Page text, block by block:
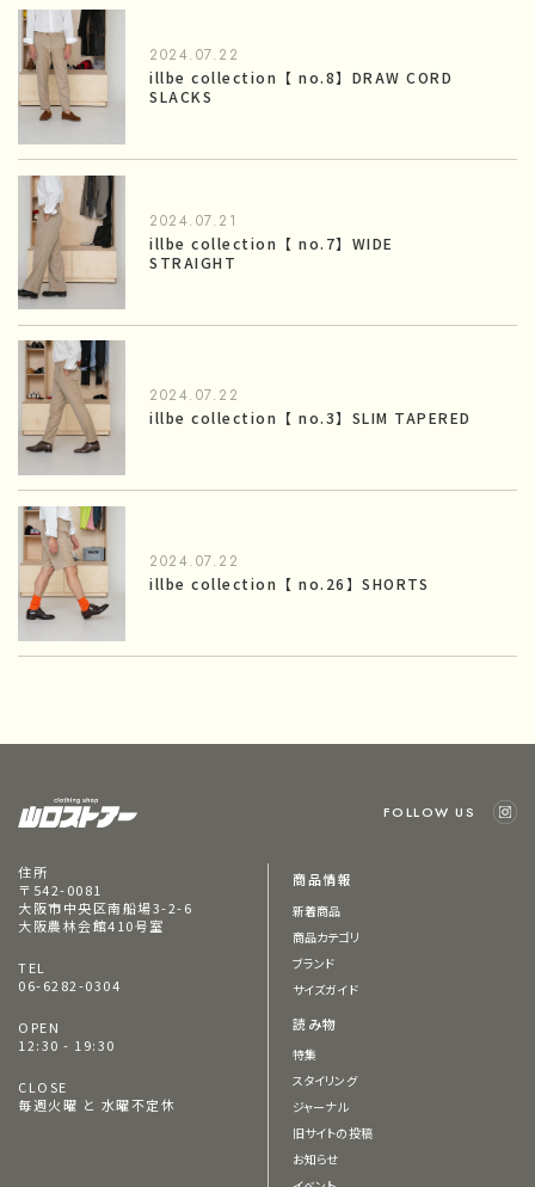
2024.07.22
illbe collection【 no.8】DRAW CORD
SLACKS
2024.07.21
illbe collection【 no.7】WIDE
STRAIGHT
2024.07.22
illbe collection【 no.3】SLIM TAPERED
2024.07.22
illbe collection【 no.26】SHORTS
FOLLOW US
住所
〒542-0081
大阪市中央区南船場3-2-6
大阪農林会館410号室
TEL
06-6282-0304
OPEN
12:30 - 19:30
CLOSE
毎週火曜 と 水曜不定休
商品情報
新着商品
商品カテゴリ
ブランド
サイズガイド
読み物
特集
スタイリング
ジャーナル
旧サイトの投稿
お知らせ